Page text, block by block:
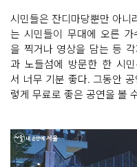
시민들은 잔디마당뿐만 아니
는 시민들이 무대에 오른
을 찍거나 영상을 담는 등
과 노들섬에 방문한 한 시
서 너무 기분 좋다. 그동안
렇게 무료로 좋은 공연을 볼